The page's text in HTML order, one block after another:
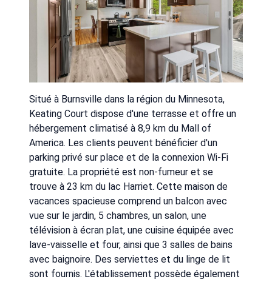
Situé à Burnsville dans la région du Minnesota,
Keating Court dispose d'une terrasse et offre un
hébergement climatisé à 8,9 km du Mall of
America. Les clients peuvent bénéficier d'un
parking privé sur place et de la connexion Wi-Fi
gratuite. La propriété est non-fumeur et se
trouve à 23 km du lac Harriet. Cette maison de
vacances spacieuse comprend un balcon avec
vue sur le jardin, 5 chambres, un salon, une
télévision à écran plat, une cuisine équipée avec
lave-vaisselle et four, ainsi que 3 salles de bains
avec baignoire. Des serviettes et du linge de lit
sont fournis. L'établissement possède également